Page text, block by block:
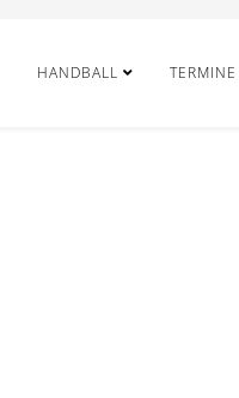
HANDBALL TERMINE